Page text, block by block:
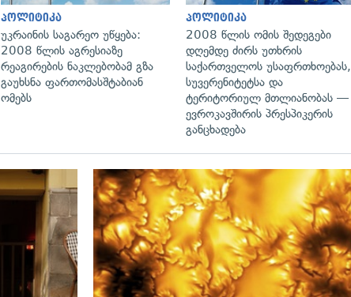
პოლიტიკა
უკრაინის საგარეო უწყება:
2008 წლის აგრესიაზე
რეაგირების ნაკლებობამ გზა
გაუხსნა ფართომასშტაბიან
ომებს
პოლიტიკა
2008 წლის ომის შედეგები
დღემდე ძირს უთხრის
საქართველოს უსაფრთხოებას,
სუვერენიტეტსა და
ტერიტორიულ მთლიანობას —
ევროკავშირის პრესპიკერის
განცხადება